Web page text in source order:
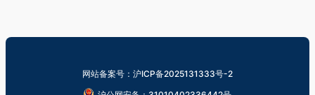
网站备案号：沪ICP备2025131333号-2